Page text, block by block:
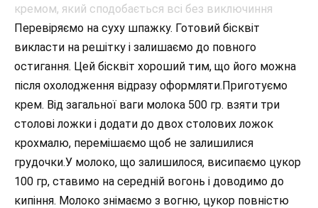
Перевіряємо на суху шпажку. Готовий бісквіт
викласти на решітку і залишаємо до повного
остигання. Цей бісквіт хороший тим, що його можна
після охолодження відразу оформляти.Приготуємо
крем. Від загальної ваги молока 500 гр. взяти три
столові ложки і додати до двох столових ложок
крохмалю, перемішаємо щоб не залишилися
грудочки.У молоко, що залишилося, висипаємо цукор
100 гр, ставимо на середній вогонь і доводимо до
кипіння. Молоко знімаємо з вогню, цукор повністю